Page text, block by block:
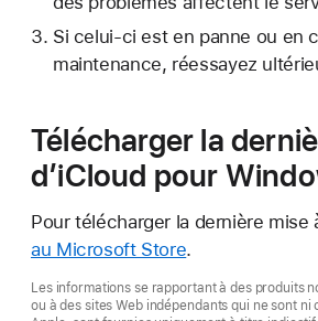
Si celui-ci est en panne ou en
maintenance, réessayez
Télécharger la
d’iCloud pour
Pour télécharger la dernière mise
au Microsoft Store.
Les informations se rapportant à des produits
ou à des sites Web indépendants qui ne sont